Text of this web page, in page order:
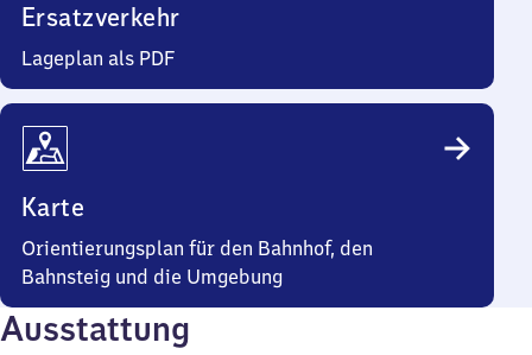
Ersatzverkehr
Lageplan als PDF
Karte
Orientierungsplan für den Bahnhof, den
Bahnsteig und die Umgebung
Ausstattung